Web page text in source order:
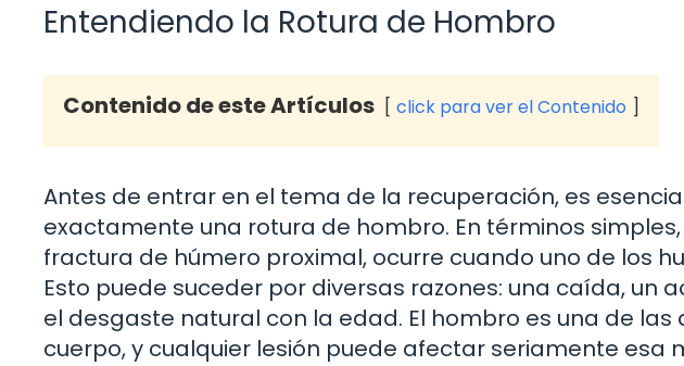
Entendiendo la Rotura de Hombro
Contenido de este Artículos click para ver el Contenido
Antes de entrar en el tema de la recuperación, es
exactamente una rotura de hombro. En términos
fractura de húmero proximal, ocurre cuando uno de los
Esto puede suceder por diversas razones: una caída, un
el desgaste natural con la edad. El hombro es una de
cuerpo, y cualquier lesión puede afectar seriamente esa